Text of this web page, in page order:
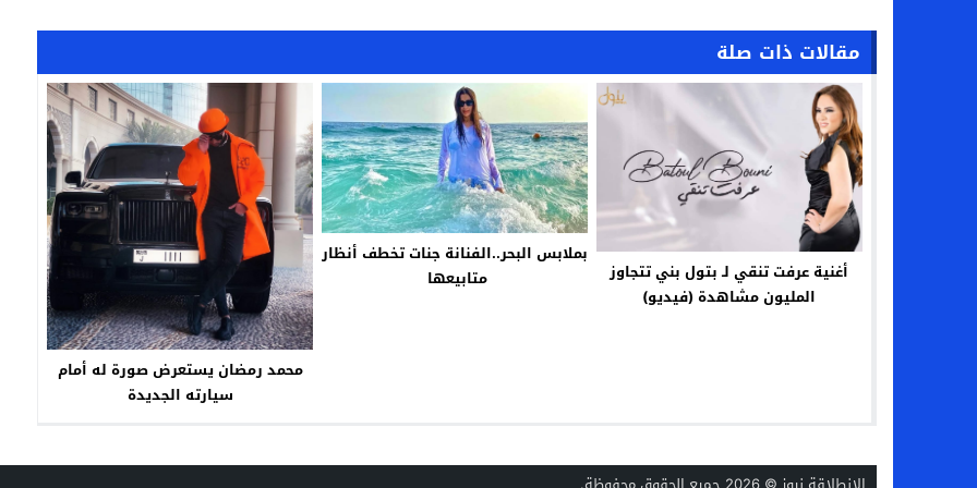
مقالات ذات صلة
أغنية عرفت تنقي لـ بتول بني تتجاوز
المليون مشاهدة (فيديو)
بملابس البحر..الفنانة جنات تخطف أنظار
متابيعها
محمد رمضان يستعرض صورة له أمام
سيارته الجديدة